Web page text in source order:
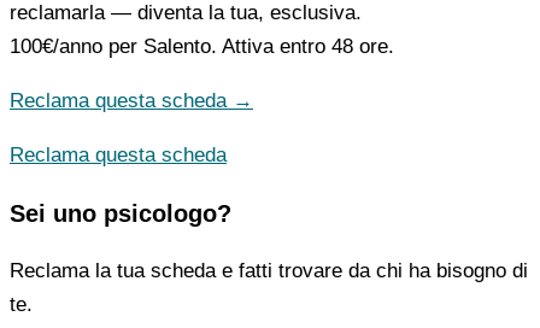
reclamarla — diventa la tua, esclusiva.
100€/anno per Salento. Attiva entro 48 ore.
Reclama questa scheda →
Reclama questa scheda
Sei uno psicologo?
Reclama la tua scheda e fatti trovare da chi ha bisogno di
te.